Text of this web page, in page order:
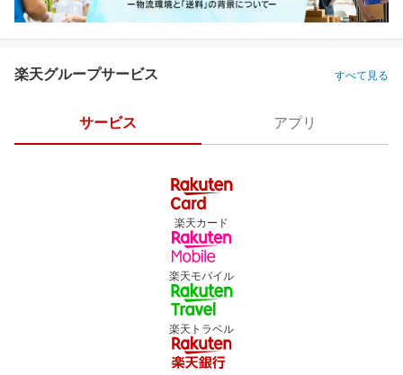
楽天グループサービス すべて見る
サービス アプリ
楽天カード
楽天モバイル
楽天トラベル